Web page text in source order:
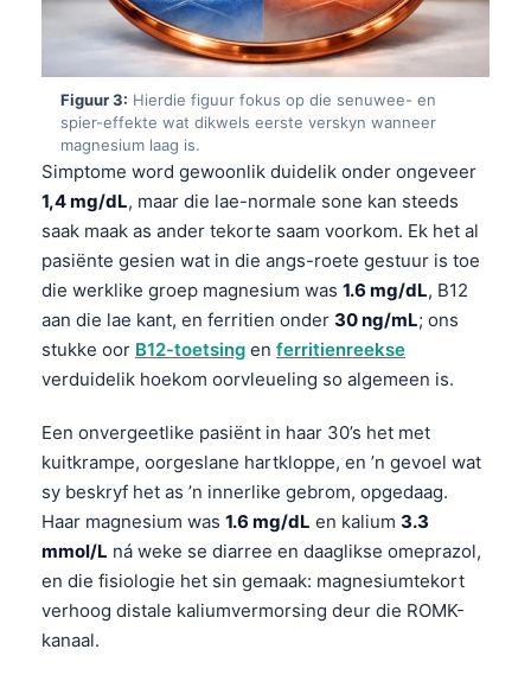
Figuur 3: Hierdie figuur fokus op die senuwee- en
spier-effekte wat dikwels eerste verskyn wanneer
magnesium laag is.
Simptome word gewoonlik duidelik onder ongeveer
1,4 mg/dL, maar die lae-normale sone kan steeds
saak maak as ander tekorte saam voorkom. Ek het al
pasiënte gesien wat in die angs-roete gestuur is toe
die werklike groep magnesium was 1.6 mg/dL, B12
aan die lae kant, en ferritien onder 30 ng/mL; ons
stukke oor B12-toetsing en ferritienreekse
verduidelik hoekom oorvleueling so algemeen is.
Een onvergeetlike pasiënt in haar 30’s het met
kuitkrampe, oorgeslane hartkloppe, en ’n gevoel wat
sy beskryf het as ’n innerlike gebrom, opgedaag.
Haar magnesium was 1.6 mg/dL en kalium 3.3
mmol/L ná weke se diarree en daaglikse omeprazol,
en die fisiologie het sin gemaak: magnesiumtekort
verhoog distale kaliumvermorsing deur die ROMK-
kanaal.